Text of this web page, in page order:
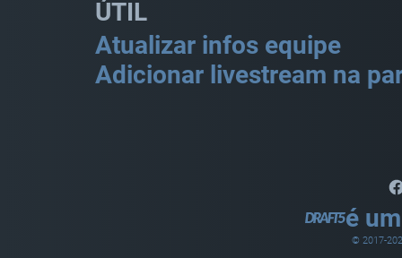
ÚTIL
Atualizar infos equipe
Adicionar livestream na
é
© 2017-